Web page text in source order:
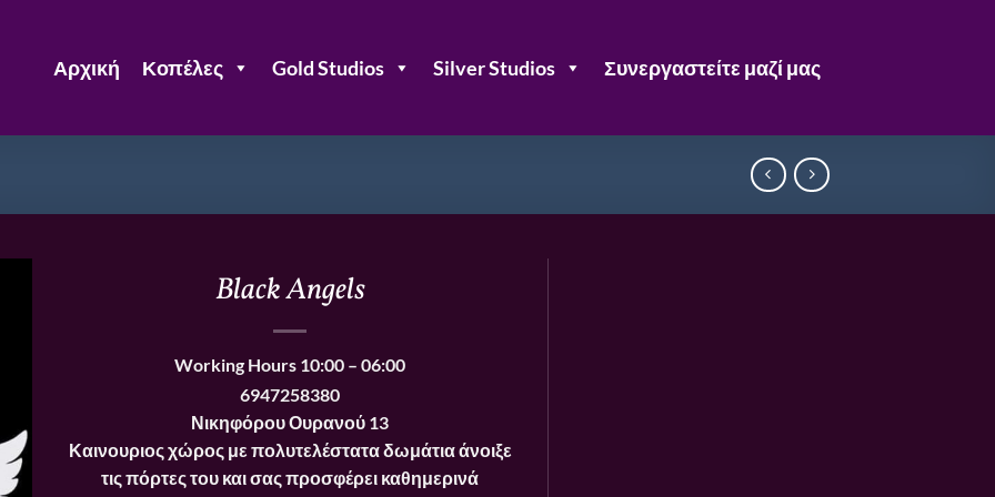
Αρχική Κοπέλες Gold Studios Silver Studios Συνεργαστείτε μαζί μας
Black Angels
Working Hours 10:00 – 06:00
6947258380
Νικηφόρου Ουρανού 13
Καινουριος χώρος με πολυτελέστατα δωμάτια άνοιξε
τις πόρτες του και σας προσφέρει καθημερινά